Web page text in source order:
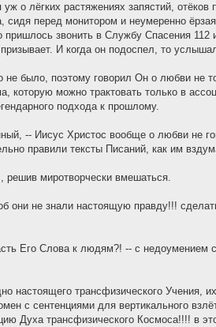
о лёгких растяжениях запястий, отёков
сидя перед монитором и неумеренно
звонить в Службу Спасения 112
И когда он подоспел, то
не было, поэтому говорил Он о любви не
можно трактовать только в
подхода к прошлому.
-- Иисус Христос вообще о любви не
правили тексты Писаний, как им
, решив миротворчески вмешаться.
они не знали настоящую правду!!!
Его Слова к людям?! -- с недоумением
настоящего трансфизического Учения,
с сентенциями для вертикального
Духа трансфизического Космоса!!!! в